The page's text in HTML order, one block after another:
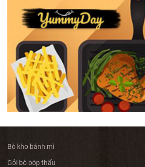
Bò kho bánh mì
Gỏi bò bóp thấu